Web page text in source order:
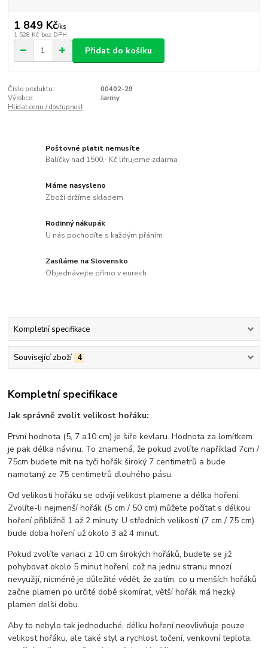
1 849 Kč/ks
1 528 Kč bez DPH
Přidat do košíku
Číslo produktu:
00402-29
Výrobce:
Jarmy
Hlídat cenu / dostupnost
Poštovné platit nemusíte
Balíčky nad 1500,- Kč lifrujeme zdarma
Máme nasysleno
Zboží držíme skladem
Rodinný nákupák
U nás pochodíte s každým přáním
Zasíláme na Slovensko
Objednávejte přímo v eurech
Kompletní specifikace
Související zboží 4
Kompletní specifikace
Jak správně zvolit velikost hořáku:
První hodnota (5, 7 a10 cm) je šíře kevlaru. Hodnota za lomítkem
je pak délka návinu. To znamená, že pokud zvolíte například 7cm /
75cm budete mít na tyči hořák široký 7 centimetrů a bude
namotaný ze 75 centimetrů dlouhého pásu.
Od velikosti hořáku se odvíjí velikost plamene a délka hoření.
Zvolíte-li nejmenší hořák (5 cm / 50 cm) můžete počítat s délkou
hoření přibližně 1 až 2 minuty. U středních velikostí (7 cm / 75 cm)
bude doba hoření už okolo 3 až 4 minut.
Pokud zvolíte variaci z 10 cm širokých hořáků, budete se již
pohybovat okolo 5 minut hoření, což na jednu stranu mnozí
nevyužijí, nicméně je důležité vědět, že zatím, co u menších hořáků
začne plamen po určité době skomírat, větší hořák má hezký
plamen delší dobu.
Aby to nebylo tak jednoduché, délku hoření neovlivňuje pouze
velikost hořáku, ale také styl a rychlost točení, venkovní teplota,